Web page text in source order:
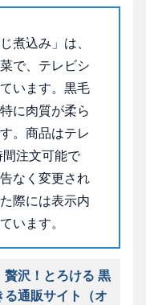
煮込み」は、
で、テレビシ
います。黒毛
に肉質が柔ら
。商品はテレ
注文可能で
なく変更され
際には表示内
います。
沢！とろける 黒
通販サイト（オ